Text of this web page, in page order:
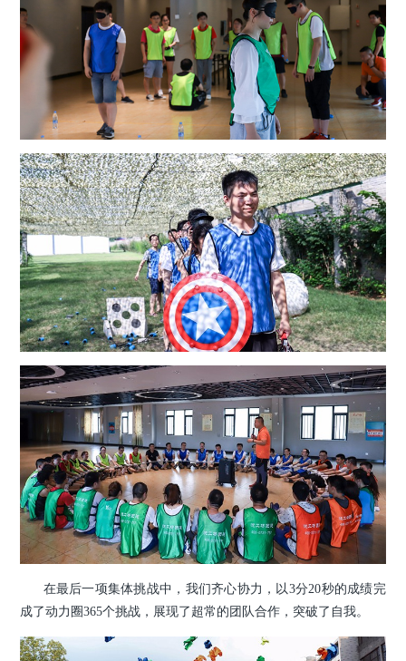
在最后一项集体挑战中，我们齐心协力，以3分20秒的成绩完
成了动力圈365个挑战，展现了超常的团队合作，突破了自我。